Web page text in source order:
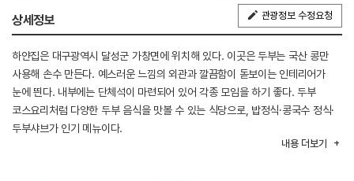
상세정보 관광정보 수정요청
하얀집은 대구광역시 달성군 가창면에 위치해 있다. 이곳은 두부는 국산 콩만
사용해 손수 만든다. 예스러운 느낌의 외관과 깔끔함이 돋보이는 인테리어가
눈에 띈다. 내부에는 단체석이 마련되어 있어 각종 모임을 하기 좋다. 두부
코스요리처럼 다양한 두부 음식을 맛볼 수 있는 식당으로, 밥정식·콩국수 정식·
두부샤브가 인기 메뉴이다.
내용 더보기